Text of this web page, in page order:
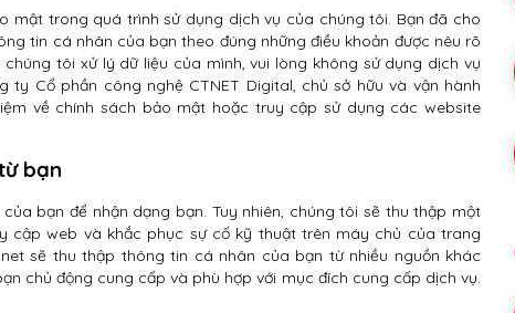
mật trong quá trình sử dụng dịch vụ của chúng tôi. Bạn đã cho
tin cá nhân của bạn theo đúng những điều khoản được nêu rõ
tôi xử lý dữ liệu của mình, vui lòng không sử dụng dịch vụ
Cổ phần công nghệ CTNET Digital, chủ sở hữu và vận hành
về chính sách bảo mật hoặc truy cập sử dụng các website
bạn
bạn để nhận dạng bạn. Tuy nhiên, chúng tôi sẽ thu thập một
cập web và khắc phục sự cố kỹ thuật trên máy chủ của trang
sẽ thu thập thông tin cá nhân của bạn từ nhiều nguồn khác
chủ động cung cấp và phù hợp với mục đích cung cấp dịch vụ.